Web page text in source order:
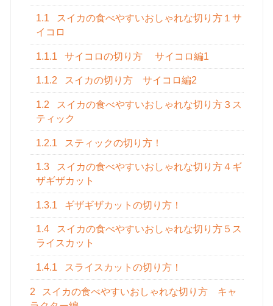
1.1
スイカの食べやすいおしゃれな切り方１サ
イコロ
1.1.1 サイコロの切り方 サイコロ編1
1.1.2 スイカの切り方 サイコロ編2
1.2
スイカの食べやすいおしゃれな切り方３ス
ティック
1.2.1 スティックの切り方！
1.3
スイカの食べやすいおしゃれな切り方４ギ
ザギザカット
1.3.1 ギザギザカットの切り方！
1.4
スイカの食べやすいおしゃれな切り方５ス
ライスカット
1.4.1 スライスカットの切り方！
2
スイカの食べやすいおしゃれな切り方 キャ